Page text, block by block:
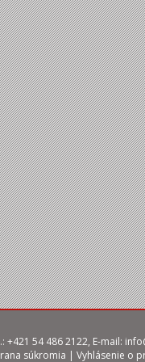
54 486 2122, E-mail:
súkromia | Vyhlásenie o